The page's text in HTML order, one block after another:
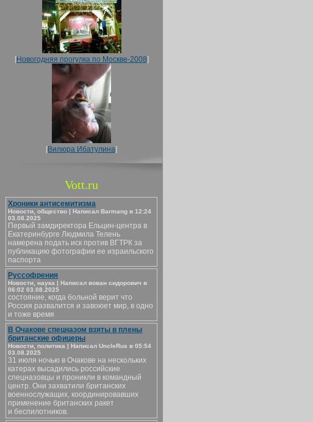
[Новогодняя прогулка по Москве-2008]
[Вилюра Ибатулина]
Vott.ru
Хроники антисемитизма
Новости, общество | Написал Barmang в 12:24
03.08.2025
Первый замдиректора Ельцин-центра в
Екатеринбурге Людмила Телень
намерена подать иск против ВГТРК за
публикацию фотографии ее израильского
паспорта
Руссофрения
Новости, наука | Написал вован сидорович в
06:02 03.08.2025
состояние, когда больной верит что
Россия развалится и завоюет мир, в одно
и тоже время
В Очакове спецназом взяты в плены
британские офицеры
Новости, политика | Написал UncleRus в 05:54
03.08.2025
31 июля ночью в Очакове на нескольких
катерах высадились российские
спецназовцы и проникли в командный
центр. Они захватили британских
военнослужащих, координировавших
применение британских ракет
и беспилотников.